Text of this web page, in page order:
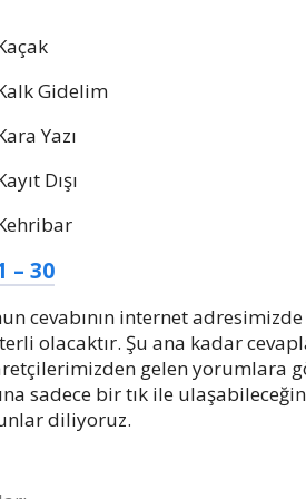
Gidelim
Yazı
Dışı
– 30
cevabının internet
olacaktır. Şu ana kadar
gelen yorumlara
sadece bir tık ile
diliyoruz.